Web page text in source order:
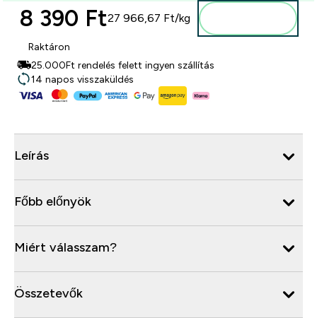
8 390 Ft‎27 966,67 Ft‎/kg
Raktáron
25.000Ft rendelés felett ingyen szállítás
14 napos visszaküldés
Leírás
Főbb előnyök
Miért válasszam?
Összetevők